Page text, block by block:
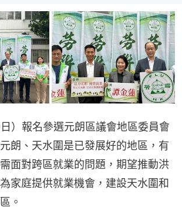
）報名參選元朗區議會地區委員會
朗、天水圍是已發展好的地區，有
面對跨區就業的問題，期望推動洪
家庭提供就業機會，建設天水圍和
。